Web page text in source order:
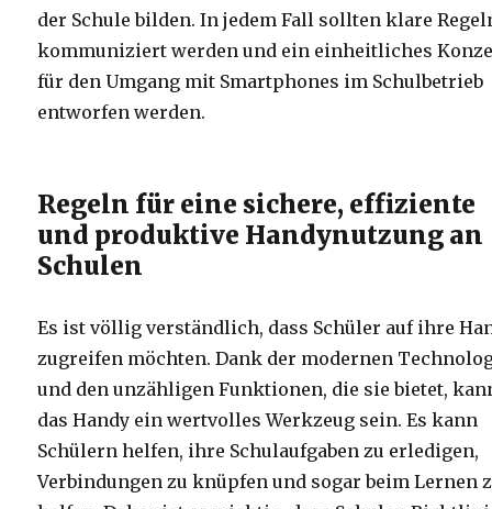
der Schule bilden. In jedem Fall sollten klare
kommuniziert werden und ein einheitliches
für den Umgang mit Smartphones im Schulbetrieb
entworfen werden.
Regeln für eine sichere, effiziente
und produktive Handynutzung an
Schulen
Es ist völlig verständlich, dass Schüler auf ihre
zugreifen möchten. Dank der modernen
und den unzähligen Funktionen, die sie bietet,
das Handy ein wertvolles Werkzeug sein. Es kann
Schülern helfen, ihre Schulaufgaben zu erledigen,
Verbindungen zu knüpfen und sogar beim Lernen